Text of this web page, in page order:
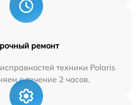
ремонт
техники Polaris
в течение 2 часов.